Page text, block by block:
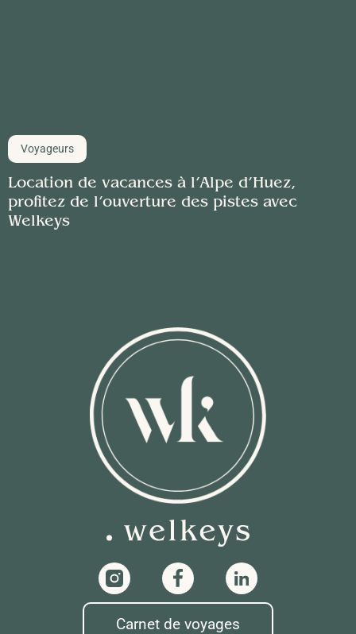
Voyageurs
Location de vacances à l’Alpe d’Huez,
profitez de l’ouverture des pistes avec
Welkeys
Carnet de voyages